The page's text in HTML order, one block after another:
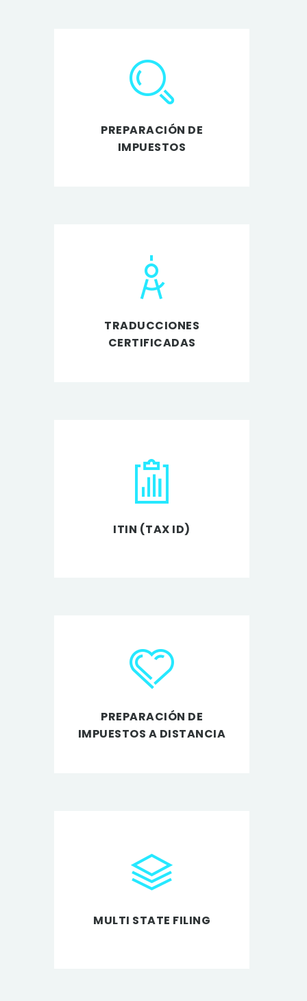
PREPARACIÓN DE
IMPUESTOS
TRADUCCIONES
CERTIFICADAS
ITIN (TAX ID)
PREPARACIÓN DE
IMPUESTOS A DISTANCIA
MULTI STATE FILING